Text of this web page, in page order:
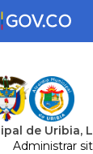
de Uribia,
Administrar